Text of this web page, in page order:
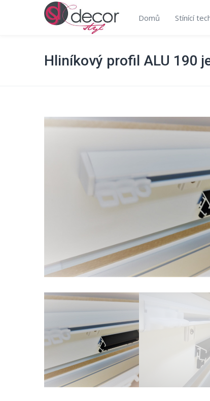
Domů Stínící
Hliníkový profil ALU 190